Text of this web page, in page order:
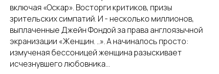
включая «Оскар». Восторги критиков, призы
зрительских симпатий. И - несколько миллионов,
выплаченные Джейн Фондой за права англоязычной
экранизации «Женщин. ..». А начиналось просто:
измученая бессоницей женщина разыскивает
исчезнувшего любовника…